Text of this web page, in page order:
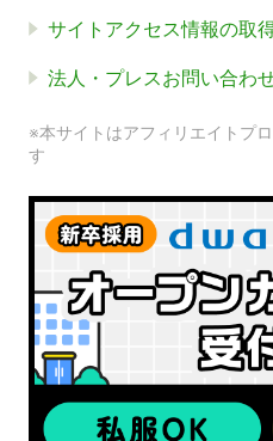
サイトアクセス情報の取
法人・プレスお問い合わ
※本サイトはアフィリエイトプ
す